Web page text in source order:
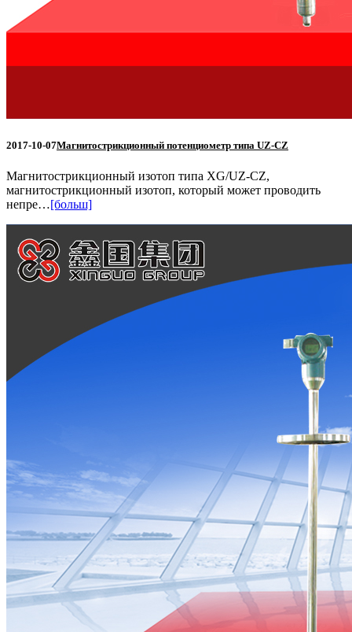
2017-10-07Магнитострикционный потенциометр типа UZ-CZ
Магнитострикционный изотоп типа XG/UZ-CZ,
магнитострикционный изотоп, который может проводить
непре…[больш]